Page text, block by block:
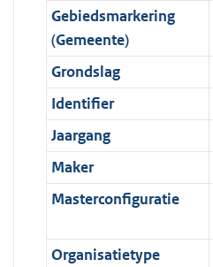
o
r
m
a
a
t
f
o
r
m
a
a
t
b
n
f
o
r
m
a
a
t
b
i
n
f
o
r
m
a
a
K
b
Gebiedsmarkering
(Gemeente)
Grondslag
Identifier
Jaargang
Maker
Masterconfiguratie
Organisatietype